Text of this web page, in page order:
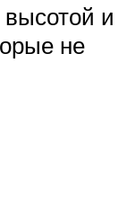
высотой и
не